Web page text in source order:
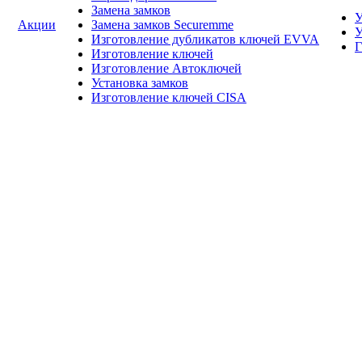
Акции
Замена замков
Замена замков Securemme
Изготовление дубликатов ключей EVVA
Изготовление ключей
Изготовление Автоключей
Установка замков
Изготовление ключей CISA